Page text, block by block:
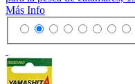
Más Info